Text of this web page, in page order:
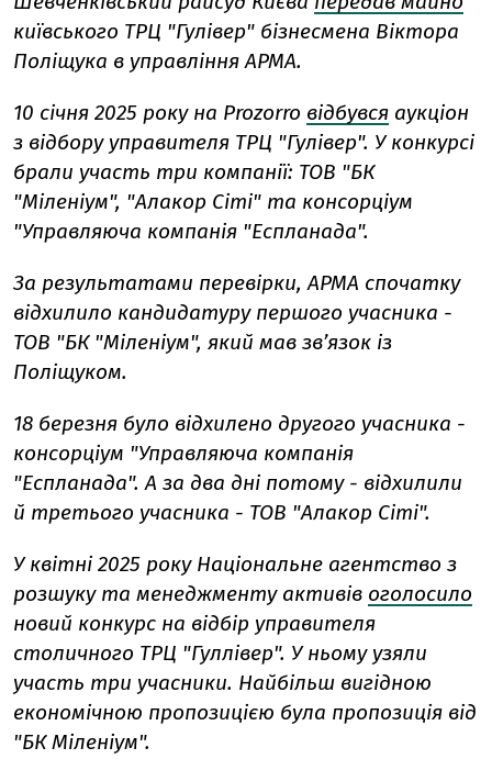
київського ТРЦ "Гулівер" бізнесмена Віктора
Поліщука в управління АРМА.
10 січня 2025 року на Prozorro відбувся аукціон
з відбору управителя ТРЦ "Гулівер". У конкурсі
брали участь три компанії: ТОВ "БК
"Міленіум", "Алакор Сіті" та консорціум
"Управляюча компанія "Еспланада".
За результатами перевірки, АРМА спочатку
відхилило кандидатуру першого учасника -
ТОВ "БК "Міленіум", який мав зв’язок із
Поліщуком.
18 березня було відхилено другого учасника -
консорціум "Управляюча компанія
"Еспланада". А за два дні потому - відхилили
й третього учасника - ТОВ "Алакор Сіті".
У квітні 2025 року Національне агентство з
розшуку та менеджменту активів оголосило
новий конкурс на відбір управителя
столичного ТРЦ "Гуллівер". У ньому узяли
участь три учасники. Найбільш вигідною
економічною пропозицією була пропозиція від
"БК Міленіум".